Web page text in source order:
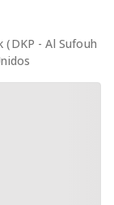
(DKP - Al Sufouh